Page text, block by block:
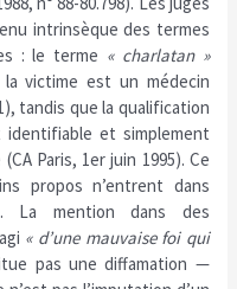
intrinsèque des termes
: le terme « charlatan »
victime est un médecin
tandis que la qualification
et simplement
Paris, 1er juin 1995). Ce
propos n’entrent dans
La mention dans des
« d’une mauvaise foi qui
pas une diffamation —